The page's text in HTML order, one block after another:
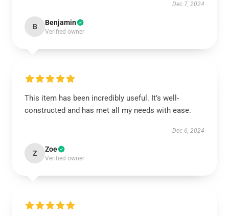
Dec 7, 2024
B Benjamin
Verified owner
This item has been incredibly useful. It’s well-
constructed and has met all my needs with ease.
Dec 6, 2024
Z Zoe
Verified owner